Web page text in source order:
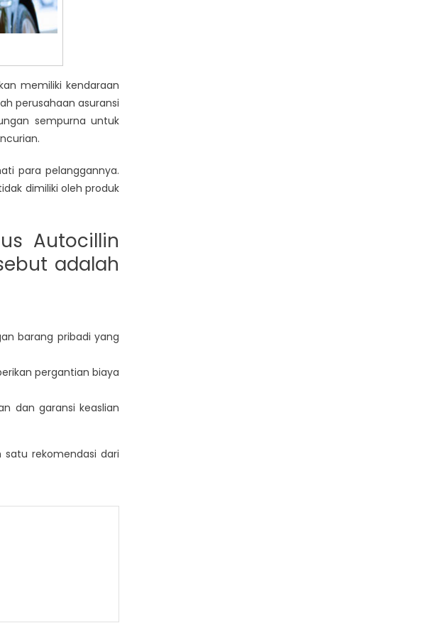
memiliki kendaraan
perusahaan asuransi
sempurna untuk
para pelanggannya.
dimiliki oleh produk
Autocillin
adalah
barang pribadi yang
pergantian biaya
dan garansi keaslian
satu rekomendasi dari